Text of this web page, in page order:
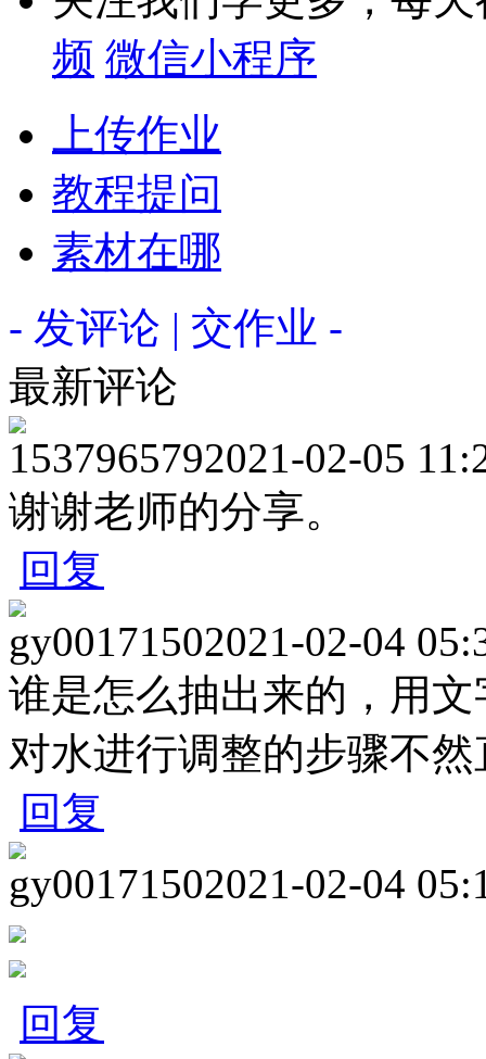
频 微信小程序
上传作业
教程提问
素材在哪
- 发评论 | 交作业 -
最新评论
1537965792021-02-05
谢谢老师的分享。
回复
gy00171502021-02-04
谁是怎么抽出来的，用
对水进行调整的步骤不
回复
gy00171502021-02-04
回复